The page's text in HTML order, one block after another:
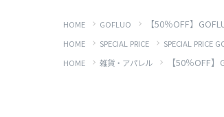
HOME GOFLUO 【50％OFF】
HOME SPECIAL PRICE SPECIAL PRICE
HOME 雑貨・アパレル 【50％OFF